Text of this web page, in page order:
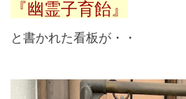
『幽霊子育飴』
と書かれた看板が・・